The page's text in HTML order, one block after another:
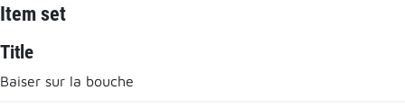
Item set
Title
Baiser sur la bouche